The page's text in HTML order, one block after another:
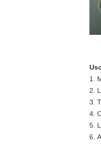
1.
2.
3.
4.
5.
6.